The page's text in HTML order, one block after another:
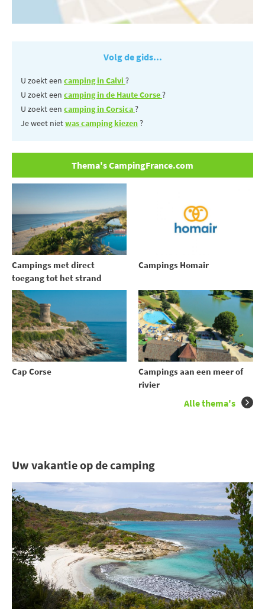
Volg de gids...
U zoekt een camping in Calvi ?
U zoekt een camping in de Haute Corse?
U zoekt een camping in Corsica?
Je weet nietwas camping kiezen?
Thema's CampingFrance.com
Campings met direct
toegang tot het strand
Campings Homair
Cap Corse
Campings aan een meer of
rivier
Alle thema's
Uw vakantie op de camping